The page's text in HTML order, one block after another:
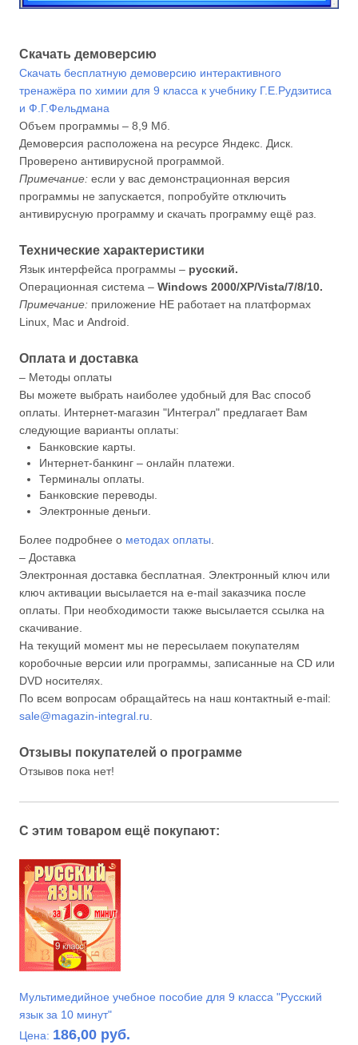
Скачать демоверсию
Скачать бесплатную демоверсию интерактивного
тренажёра по химии для 9 класса к учебнику Г.Е.Рудзитиса
и Ф.Г.Фельдмана
Объем программы – 8,9 Мб.
Демоверсия расположена на ресурсе Яндекс. Диск.
Проверено антивирусной программой.
Примечание: если у вас демонстрационная версия
программы не запускается, попробуйте отключить
антивирусную программу и скачать программу ещё раз.
Технические характеристики
Язык интерфейса программы – русский.
Операционная система – Windows 2000/XP/Vista/7/8/10.
Примечание: приложение НЕ работает на платформах
Linux, Mac и Android.
Оплата и доставка
– Методы оплаты
Вы можете выбрать наиболее удобный для Вас способ
оплаты. Интернет-магазин "Интеграл" предлагает Вам
следующие варианты оплаты:
Банковские карты.
Интернет-банкинг – онлайн платежи.
Терминалы оплаты.
Банковские переводы.
Электронные деньги.
Более подробнее о методах оплаты
– Доставка
Электронная доставка бесплатная. Электронный ключ или
ключ активации высылается на e-mail заказчика после
оплаты. При необходимости также высылается ссылка на
скачивание.
На текущий момент мы не пересылаем покупателям
коробочные версии или программы, записанные на CD или
DVD носителях.
По всем вопросам обращайтесь на наш контактный e-mail:
sale@magazin-integral.ru
Отзывы покупателей о программе
Отзывов пока нет!
С этим товаром ещё покупают:
Мультимедийное учебное пособие для 9 класса "Русский
язык за 10 минут"
Цена: 186,00 руб.